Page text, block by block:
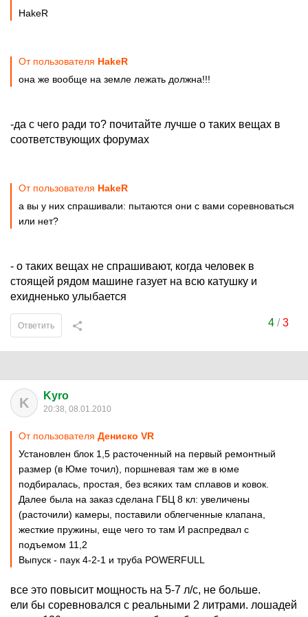
HakeR
От пользователя HakeR
она же вообще на земле лежать должна!!!
-да с чего ради то? почитайте лучше о таких вещах в
соответствующих форумах
От пользователя HakeR
а вы у них спрашивали: пытаются они с вами соревноваться
или нет?
- о таких вещах не спрашивают, когда человек в
стоящей рядом машине газует на всю катушку и
ехидненько улыбается
4/3
Ответить
K Kyro
20:38, 08.01.2010
От пользователя Дениско VR
Установлен блок 1,5 расточенный на первый ремонтный
размер (в Юме точил), поршневая там же в юме
подбиралась, простая, без всяких там сплавов и ковок.
Далее была на заказ сделана ГБЦ 8 кл: увеличены
(расточили) камеры, поставили облегченные клапана,
жесткие пружины, еще чего то там И распредвал с
подъемом 11,2
Выпуск - паук 4-2-1 и труба POWERFULL
все это повысит мощность на 5-7 л/с, не больше.
ели бы соревновался с реальными 2 литрами. лошадей